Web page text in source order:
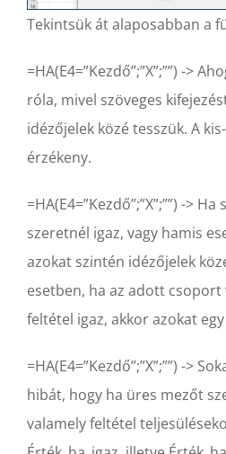
Tekintsük át alaposabban a
=HA(E4=”Kezdő”;”X”;””) ->
róla, mivel szöveges
idézőjelek közé tesszük. A
érzékeny.
=HA(E4=”Kezdő”;”X”;””) ->
szeretnél igaz, vagy hamis
azokat szintén idézőjelek
esetben, ha az adott csoport
feltétel igaz, akkor azokat
=HA(E4=”Kezdő”;”X”;””) ->
hibát, hogy ha üres mezőt
valamely feltétel